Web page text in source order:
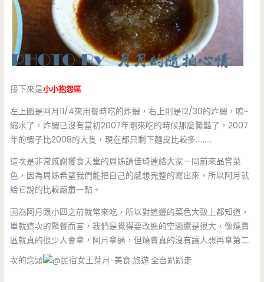
接下來是小小抱怨區
左上圖是阿月11/4來用餐時吃的炸蝦，右上則是12/30的炸蝦，嗚~
縮水了，炸蝦已沒有當初2007年剛來吃的時候那麼驚豔了，2007
年的蝦子比2008的大隻，現在都只剩下麵皮比較多………
這次是非常感謝饗食天堂的周姊請佳琦連絡大家一同前來品嘗菜
色，因為周姊希望我們能把自己的感想完整的寫出來，所以阿月就
給它說的比較嚴肅一點。
因為阿月跟小四之前就常來吃，所以對這邊的菜色大致上都知道，
單就這次的聚餐而言，我們是覺得要改進的空間還是很大，像燒賣
區就真的很少人會拿，阿月拿過，但燒賣真的沒有讓人想再拿第二
次的念頭